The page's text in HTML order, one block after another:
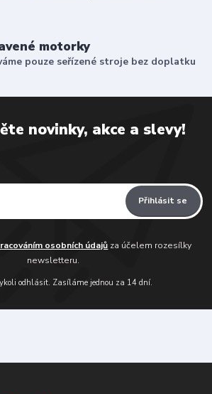
motorky
pouze seřízené stroje bez doplatku
novinky, akce a slevy!
Přihlásit se
osobních údajů za účelem rozesílky
newsletteru.
odhlásit. Zasíláme jednou za 14 dní.